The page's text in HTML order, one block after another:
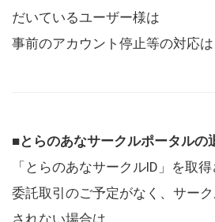
だいているユーザー様は
事前のアカウント停止等の対応は
■とらのあなサークルポータルの
「とらのあなサークルID」を取
委託取引のご予定がなく、サー
されない場合は